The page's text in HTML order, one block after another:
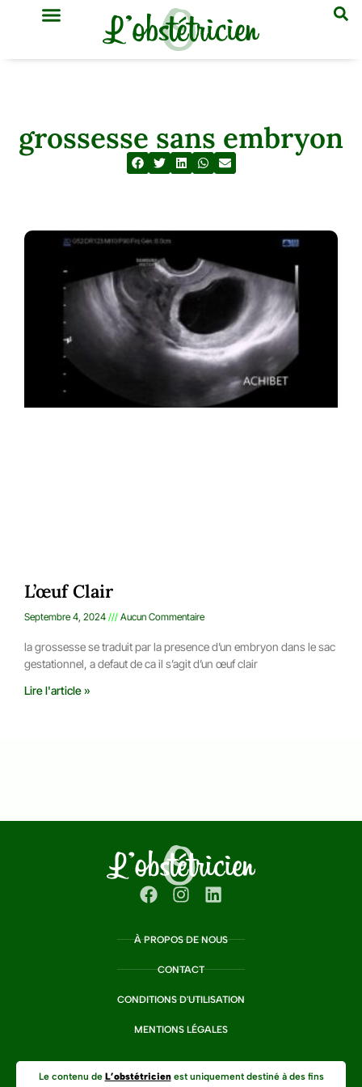
grossesse sans embryon
L’œuf Clair
Septembre 4, 2024 Aucun Commentaire
la grossesse se traduit par la presence d’un embryon dans le sac
gestationnel, a defaut de ca il s’agit d’un œuf clair
Lire l'article »
À PROPOS DE NOUS
CONTACT
CONDITIONS D'UTILISATION
MENTIONS LÉGALES
Le contenu de L’obstétricienest uniquement destiné à des fins